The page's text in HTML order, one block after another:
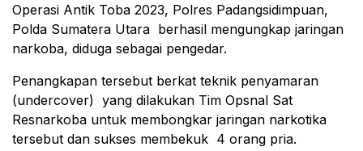
Operasi Antik Toba 2023, Polres Padangsidimpuan,
Polda Sumatera Utara berhasil mengungkap jaringan
narkoba, diduga sebagai pengedar.
Penangkapan tersebut berkat teknik penyamaran
(undercover) yang dilakukan Tim Opsnal Sat
Resnarkoba untuk membongkar jaringan narkotika
tersebut dan sukses membekuk 4 orang pria.